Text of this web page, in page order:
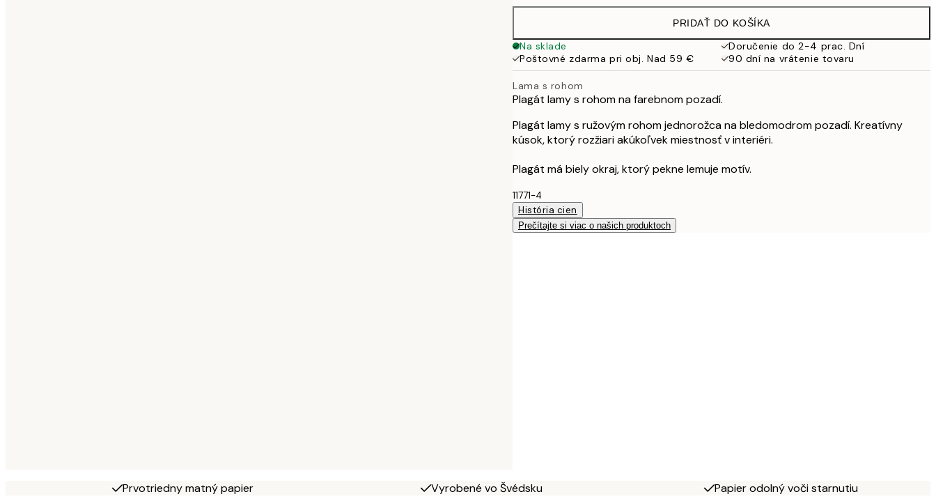
19,95 €
32,45 €
PRIDAŤ DO KOŠÍKA
Na sklade
Doručenie do 2-4 prac. Dní
Poštovné zdarma pri obj. Nad 59 €
90 dní na vrátenie tovaru
Lama s rohom
Plagát lamy s rohom na farebnom pozadí.
Plagát lamy s ružovým rohom jednorožca na bledomodrom pozadí. Kreatívny
kúsok, ktorý rozžiari akúkoľvek miestnosť v interiéri.
Plagát má biely okraj, ktorý pekne lemuje motív.
11771-4
História cien
Prečítajte si viac o našich produktoch
Prvotriedny matný papier Vyrobené vo Švédsku Papier odolný voči starnutiu